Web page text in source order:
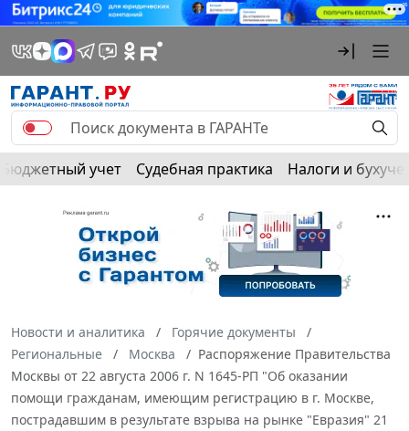
Бюджетный учет Судебная практика Налоги и
Новости и аналитика
Горячие документы
Региональные
Москва
Распоряжение Правительства
Москвы от 22 августа 2006 г. N 1645-РП "Об оказании
помощи гражданам, имеющим регистрацию в г. Москве,
пострадавшим в результате взрыва на рынке "Евразия" 21